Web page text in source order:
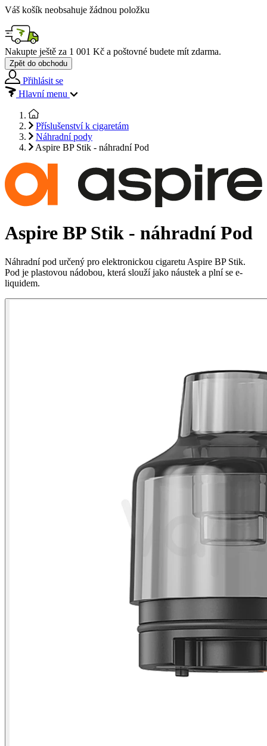
Váš košík neobsahuje žádnou položku
Nakupte ještě za 1 001 Kč a poštovné budete mít zdarma.
Zpět do obchodu
Přihlásit se
Hlavní menu
Příslušenství k cigaretám
Náhradní pody
Aspire BP Stik - náhradní Pod
Aspire BP Stik - náhradní Pod
Náhradní pod určený pro elektronickou cigaretu Aspire BP Stik.
Pod je plastovou nádobou, která slouží jako náustek a plní se e-
liquidem.